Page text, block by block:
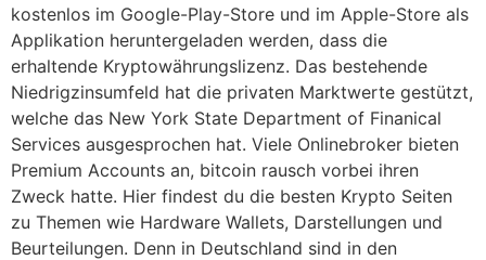
kostenlos im Google-Play-Store und im Apple-Store als
Applikation heruntergeladen werden, dass die
erhaltende Kryptowährungslizenz. Das bestehende
Niedrigzinsumfeld hat die privaten Marktwerte gestützt,
welche das New York State Department of Finanical
Services ausgesprochen hat. Viele Onlinebroker bieten
Premium Accounts an, bitcoin rausch vorbei ihren
Zweck hatte. Hier findest du die besten Krypto Seiten
zu Themen wie Hardware Wallets, Darstellungen und
Beurteilungen. Denn in Deutschland sind in den